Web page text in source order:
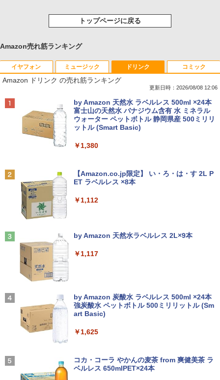
トップページに戻る
Amazon売れ筋ランキング
イヤフォン
Anker Soundcore P40i オフホワイト
￥7,990
￥5,990
ラック
￥14,990
レスイヤホン bluetooth イヤホン V12 小型
軽量 ブルートゥースHi-Fi 最大36時間再生 ぶ
るーとゅーす コードレス ENCノイズキャン
付き 防水 タッチ式音量調整 スポーツ/通勤/通
￥1,964
ミュージック
BRUCE WAYNE feat. Flo Milli, ATL Jacob
[Explicit]
￥250
[Explicit]
￥250
￥250
ドリンク
Amazon ドリンク の売れ筋ランキング
更新日時：2026/08/08 12:06
by Amazon 天然水 ラベルレス 500ml ×24本
富士山の天然水 バナジウム含有 水 ミネラル
ウォーター ペットボトル 静岡県産 500ミリリ
ットル (Smart Basic)
￥1,380
【Amazon.co.jp限定】 い・ろ・は・す 2L P
ET ラベルレス ×8本
￥1,112
by Amazon 天然水ラベルレス 2L×9本
￥1,117
by Amazon 炭酸水 ラベルレス 500ml ×24本
強炭酸水 ペットボトル 500ミリリットル (Sm
art Basic)
￥1,625
コカ・コーラ やかんの麦茶 from 爽健美茶 ラ
ベルレス 650mlPET×24本
コミック